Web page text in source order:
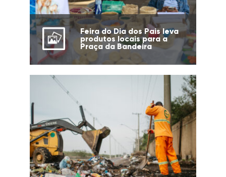
Feira do Dia dos Pais leva
produtos locais para a
Praça da Bandeira